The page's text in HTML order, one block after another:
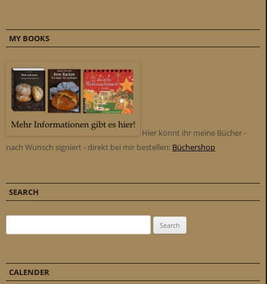
MY BOOKS
Hier könnt ihr meine Bücher -
nach Wunsch signiert - direkt bei mir bestellen: Büchershop
SEARCH
CALENDER